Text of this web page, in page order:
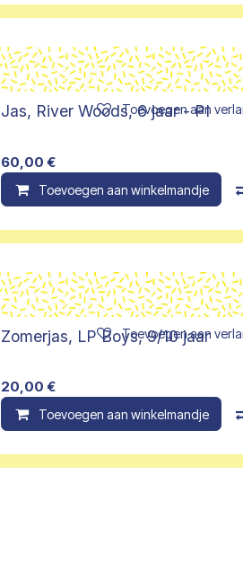
Jas, River Woods, 6 jaar - PI
60,00 €
Toevoegen aan winkelmandje
Toevoegen aan
Zomerjas, LP Boys, 9/10 jaar
20,00 €
Toevoegen aan winkelmandje
Toevoegen aan